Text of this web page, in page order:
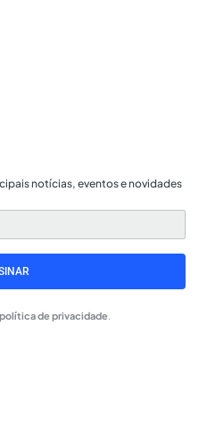
notícias, eventos e novidades
de privacidade